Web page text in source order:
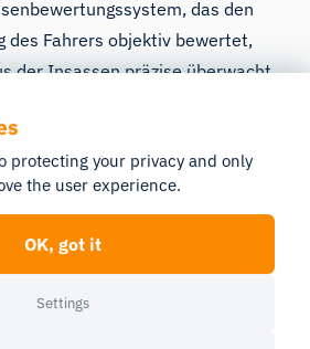
das den
des Fahrers objektiv bewertet,
der Insassen präzise überwacht.
wichtige Kennzahlen zur
fortschrittliche Technologien zur
nutzt. Durch den Einsatz
Eye-Tracking-Systems „Smart
Software-
bietet es eine umfassende
und Analyse von Fahrerdaten,
protecting your privacy and only
the user experience.
OK, got it
Settings